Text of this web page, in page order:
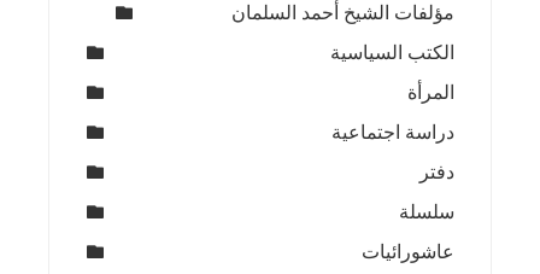
مؤلفات الشيخ أحمد السلمان
الكتب السياسية
المرأة
دراسة اجتماعية
دفتر
سلسلة
عاشورائيات